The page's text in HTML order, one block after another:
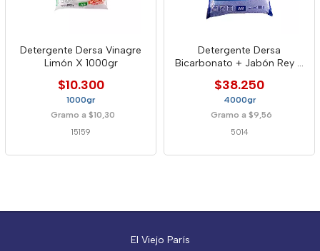
Detergente Dersa Vinagre
Limón X 1000gr
$10.300
1000gr
Gramo a $10,30
15159
Detergente Dersa
Bicarbonato + Jabón Rey X
$38.250
4000gr
Gramo a $9,56
5014
El Viejo París